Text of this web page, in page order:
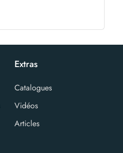
Extras
Catalogues
Vidéos
Articles